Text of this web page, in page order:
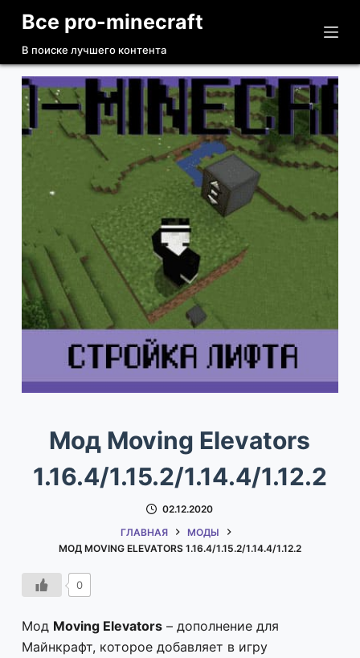
П
р
е
и
Все pro-minecraft
В поиске лучшего контента
Мод Moving Elevators
1.16.4/1.15.2/1.14.4/1.12.2
02.12.2020
ГЛАВНАЯ
МОДЫ
МОД MOVING ELEVATORS 1.16.4/1.15.2/1.14.4/1.12.2
0
Мод Moving Elevators– дополнение для
Майнкрафт, которое добавляет в игру